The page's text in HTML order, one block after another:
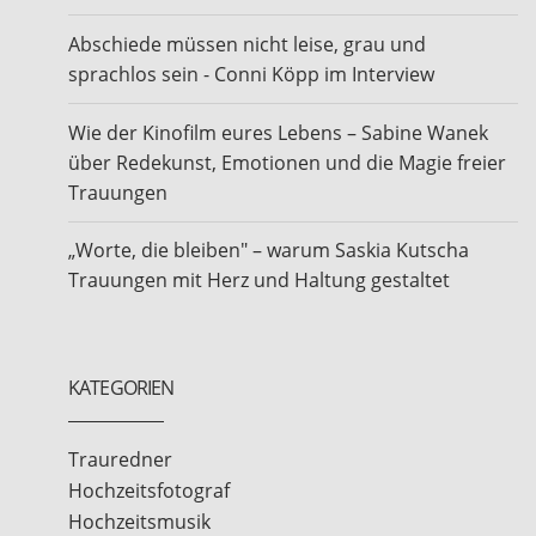
Abschiede müssen nicht leise, grau und
sprachlos sein - Conni Köpp im Interview
Wie der Kinofilm eures Lebens – Sabine Wanek
über Redekunst, Emotionen und die Magie freier
Trauungen
„Worte, die bleiben" – warum Saskia Kutscha
Trauungen mit Herz und Haltung gestaltet
KATEGORIEN
Trauredner
Hochzeitsfotograf
Hochzeitsmusik